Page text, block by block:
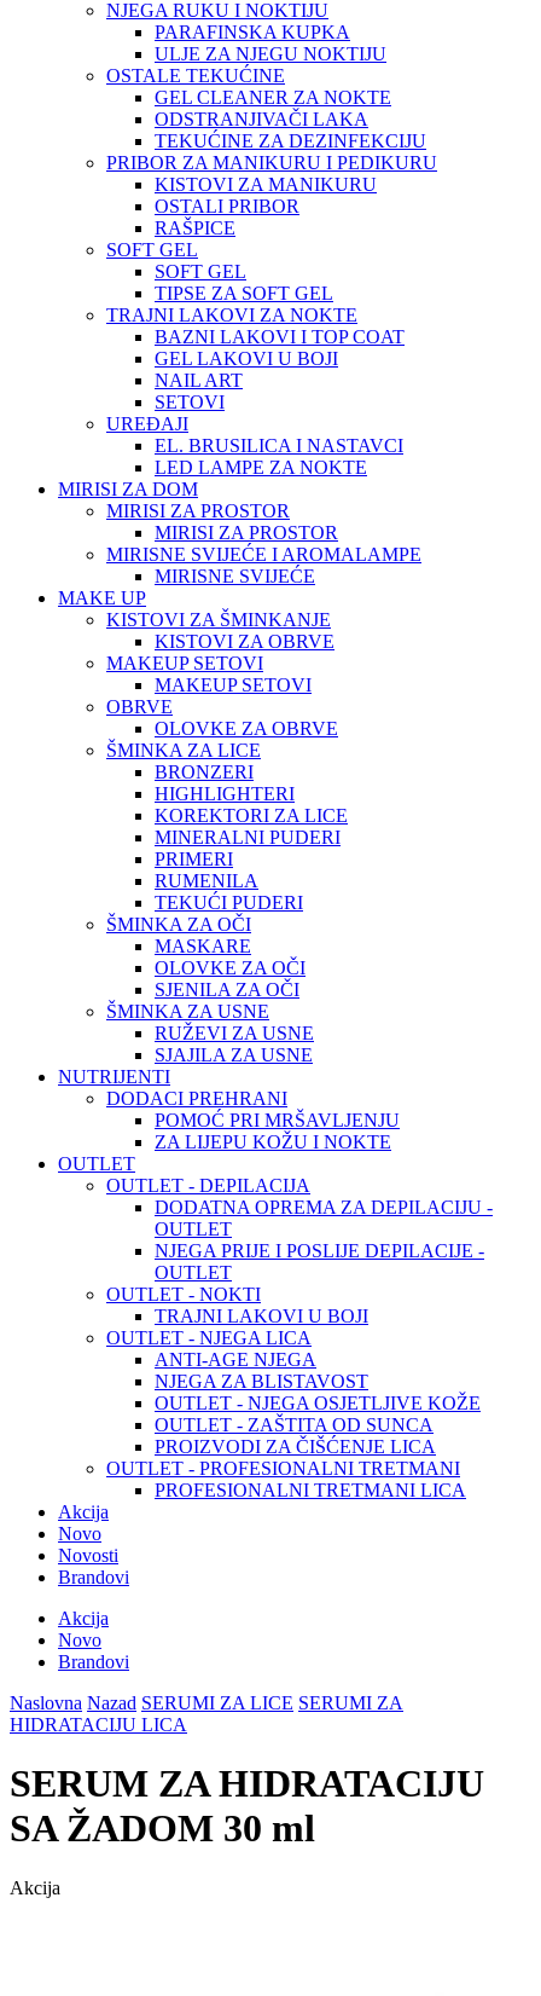
NJEGA RUKU I NOKTIJU
PARAFINSKA KUPKA
ULJE ZA NJEGU NOKTIJU
OSTALE TEKUĆINE
GEL CLEANER ZA NOKTE
ODSTRANJIVAČI LAKA
TEKUĆINE ZA DEZINFEKCIJU
PRIBOR ZA MANIKURU I PEDIKURU
KISTOVI ZA MANIKURU
OSTALI PRIBOR
RAŠPICE
SOFT GEL
SOFT GEL
TIPSE ZA SOFT GEL
TRAJNI LAKOVI ZA NOKTE
BAZNI LAKOVI I TOP COAT
GEL LAKOVI U BOJI
NAIL ART
SETOVI
UREĐAJI
EL. BRUSILICA I NASTAVCI
LED LAMPE ZA NOKTE
MIRISI ZA DOM
MIRISI ZA PROSTOR
MIRISI ZA PROSTOR
MIRISNE SVIJEĆE I AROMALAMPE
MIRISNE SVIJEĆE
MAKE UP
KISTOVI ZA ŠMINKANJE
KISTOVI ZA OBRVE
MAKEUP SETOVI
MAKEUP SETOVI
OBRVE
OLOVKE ZA OBRVE
ŠMINKA ZA LICE
BRONZERI
HIGHLIGHTERI
KOREKTORI ZA LICE
MINERALNI PUDERI
PRIMERI
RUMENILA
TEKUĆI PUDERI
ŠMINKA ZA OČI
MASKARE
OLOVKE ZA OČI
SJENILA ZA OČI
ŠMINKA ZA USNE
RUŽEVI ZA USNE
SJAJILA ZA USNE
NUTRIJENTI
DODACI PREHRANI
POMOĆ PRI MRŠAVLJENJU
ZA LIJEPU KOŽU I NOKTE
OUTLET
OUTLET - DEPILACIJA
DODATNA OPREMA ZA DEPILACIJU -
OUTLET
NJEGA PRIJE I POSLIJE DEPILACIJE -
OUTLET
OUTLET - NOKTI
TRAJNI LAKOVI U BOJI
OUTLET - NJEGA LICA
ANTI-AGE NJEGA
NJEGA ZA BLISTAVOST
OUTLET - NJEGA OSJETLJIVE KOŽE
OUTLET - ZAŠTITA OD SUNCA
PROIZVODI ZA ČIŠĆENJE LICA
OUTLET - PROFESIONALNI TRETMANI
PROFESIONALNI TRETMANI LICA
Akcija
Novo
Novosti
Brandovi
Akcija
Novo
Brandovi
Naslovna Nazad SERUMI ZA LICE SERUMI ZA
HIDRATACIJU LICA
SERUM ZA HIDRATACIJU
SA ŽADOM 30 ml
Akcija